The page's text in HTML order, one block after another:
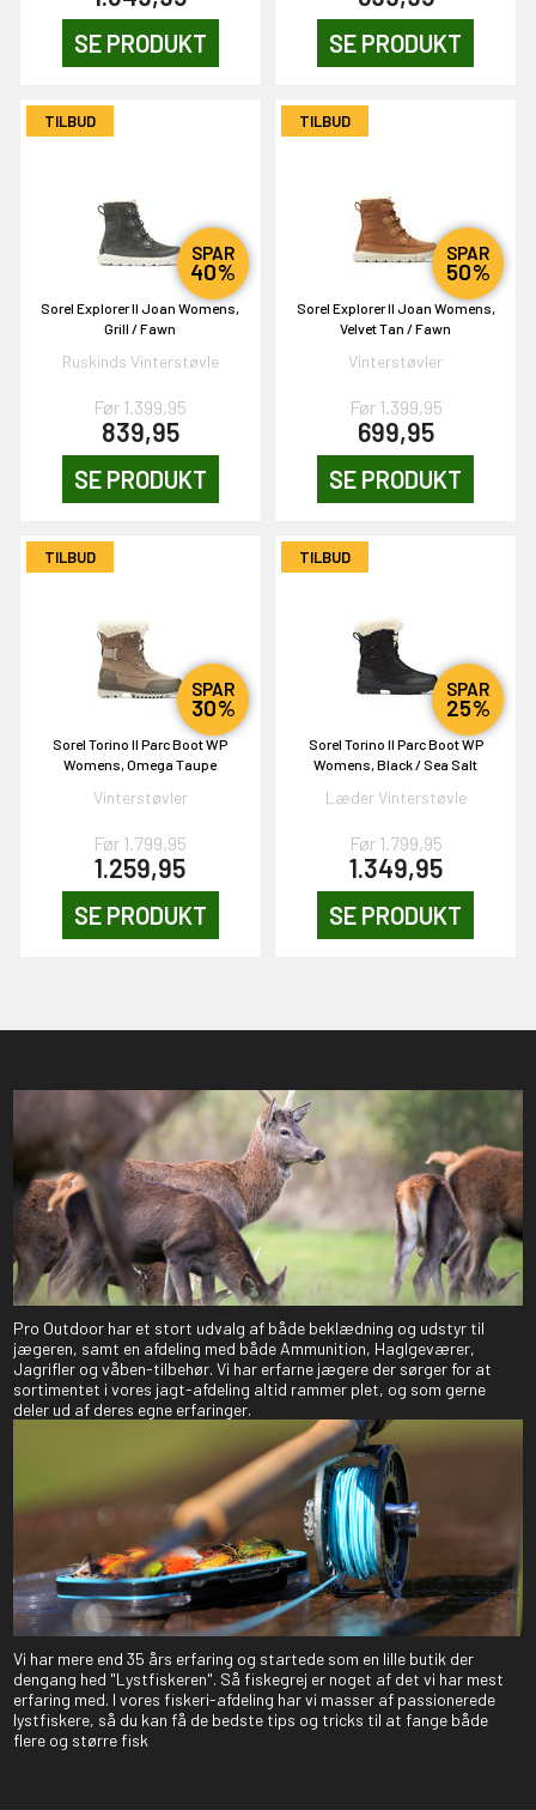
SE PRODUKT SE PRODUKT
TILBUD
SPAR
40%
Sorel Explorer II Joan Womens,
Grill / Fawn
Ruskinds Vinterstøvle
Før 1.399,95
839,95
SE PRODUKT
TILBUD
SPAR
50%
Sorel Explorer II Joan Womens,
Velvet Tan / Fawn
Vinterstøvler
Før 1.399,95
699,95
SE PRODUKT
TILBUD
SPAR
30%
Sorel Torino II Parc Boot WP
Womens, Omega Taupe
Vinterstøvler
Før 1.799,95
1.259,95
SE PRODUKT
TILBUD
SPAR
25%
Sorel Torino II Parc Boot WP
Womens, Black / Sea Salt
Læder Vinterstøvle
Før 1.799,95
1.349,95
SE PRODUKT
Pro Outdoor har et stort udvalg af både beklædning og udstyr til
jægeren, samt en afdeling med både Ammunition, Haglgeværer,
Jagrifler og våben-tilbehør. Vi har erfarne jægere der sørger for at
sortimentet i vores jagt-afdeling altid rammer plet, og som gerne
deler ud af deres egne erfaringer.
Vi har mere end 35 års erfaring og startede som en lille butik der
dengang hed "Lystfiskeren". Så fiskegrej er noget af det vi har mest
erfaring med. I vores fiskeri-afdeling har vi masser af passionerede
lystfiskere, så du kan få de bedste tips og tricks til at fange både
flere og større fisk
DELTAG!